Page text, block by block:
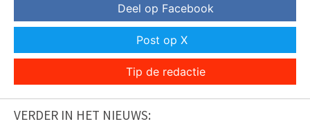
Deel op Facebook
Post op X
Tip de redactie
VERDER IN HET NIEUWS: